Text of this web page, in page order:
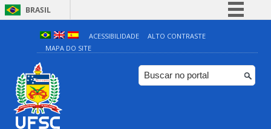
BRASIL
Simplifique!
Comunica BR
Participe
ACESSIBILIDADE
ALTO CONTRASTE
MAPA DO SITE